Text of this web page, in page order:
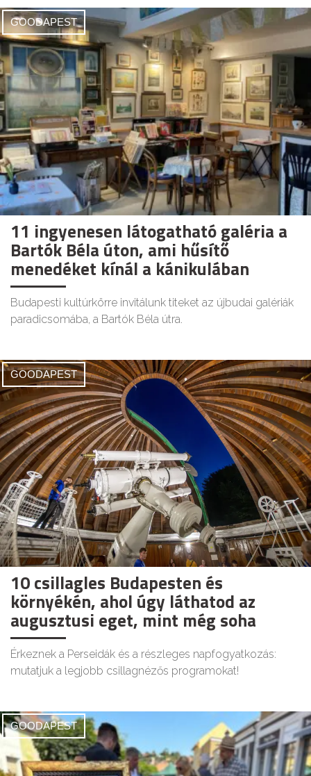
GOODAPEST
11 ingyenesen látogatható galéria a
Bartók Béla úton, ami hűsítő
menedéket kínál a kánikulában
Budapesti kultúrkörre invitálunk titeket az újbudai galériák
paradicsomába, a Bartók Béla útra.
GOODAPEST
10 csillagles Budapesten és
környékén, ahol úgy láthatod az
augusztusi eget, mint még soha
Érkeznek a Perseidák és a részleges napfogyatkozás:
mutatjuk a legjobb csillagnézős programokat!
GOODAPEST